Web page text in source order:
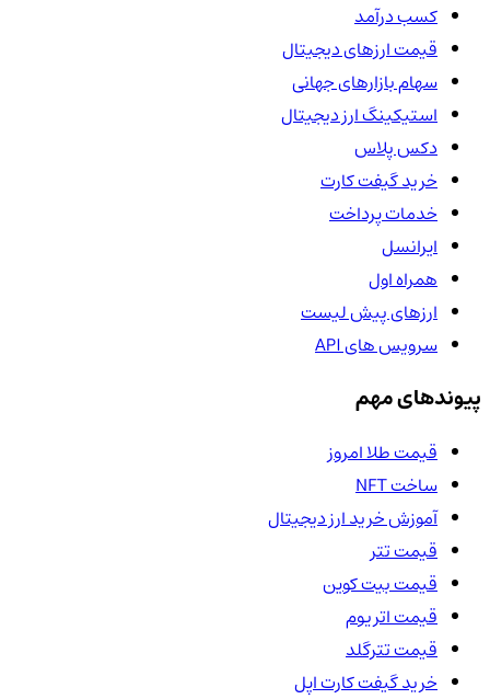
کسب درآمد
قیمت ارزهای دیجیتال
سهام بازارهای جهانی
استیکینگ ارز دیجیتال
دکس پلاس
خرید گیفت کارت
خدمات پرداخت
ایرانسل
همراه اول
ارزهای پیش لیست
سرویس های API
پیوندهای مهم
قیمت طلا امروز
ساخت NFT
آموزش خرید ارز دیجیتال
قیمت تتر
قیمت بیت کوین
قیمت اتریوم
قیمت تترگلد
خرید گیفت کارت اپل